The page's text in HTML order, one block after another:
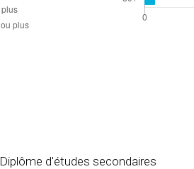
Diplôme d'études secondaires